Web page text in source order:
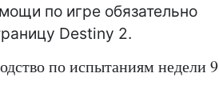
по игре обязательно
Destiny 2.
по испытаниям недели 9